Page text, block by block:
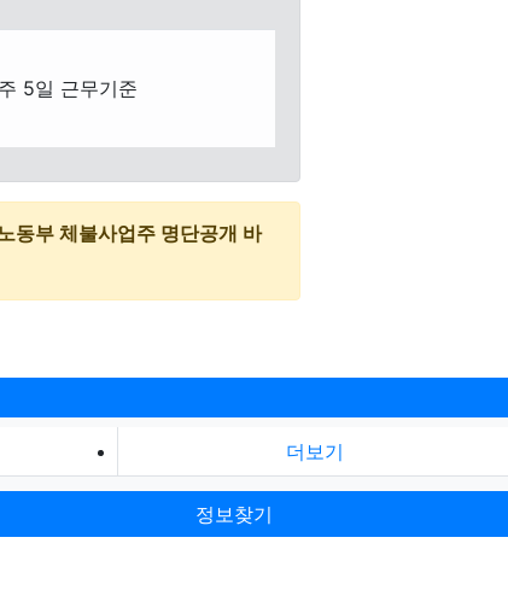
5일 근무기준
동부 체불사업주 명단공개 바
더보기
정보찾기